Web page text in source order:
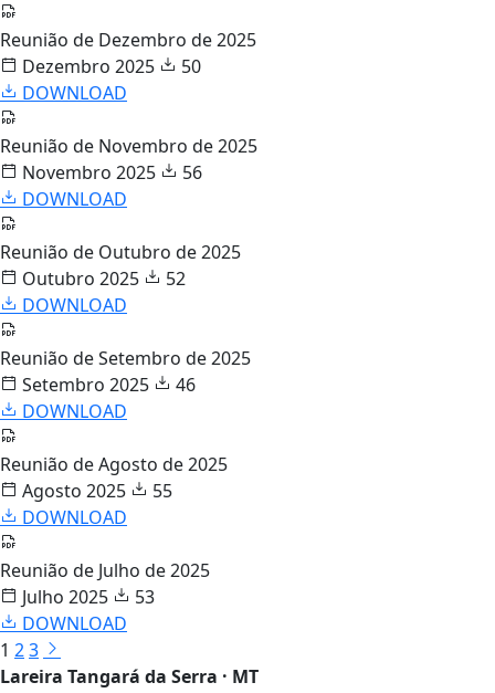
Reunião de Dezembro de 2025
Dezembro 2025
50
DOWNLOAD
Reunião de Novembro de 2025
Novembro 2025
56
DOWNLOAD
Reunião de Outubro de 2025
Outubro 2025
52
DOWNLOAD
Reunião de Setembro de 2025
Setembro 2025
46
DOWNLOAD
Reunião de Agosto de 2025
Agosto 2025
55
DOWNLOAD
Reunião de Julho de 2025
Julho 2025
53
DOWNLOAD
1 23
Lareira Tangará da Serra · MT